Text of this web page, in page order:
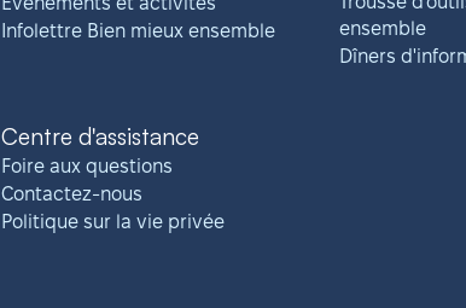
Infolettre Bien mieux ensemble
ensemble
Dîners
Centre d'assistance
Foire aux questions
Contactez-nous
Politique sur la vie privée